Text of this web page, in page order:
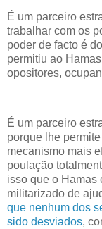
É um parceiro
trabalhar com os
poder de facto é
permitiu ao
opositores,
É um parceiro
porque lhe
mecanismo mais
poulação
isso que o Hamas
militarizado de
que nenhum dos
sido desviados,